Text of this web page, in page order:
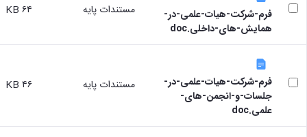
فرم-شرکت-هیات-علمی-در-
همایش-های-داخلی.doc
مستندات پایه ۶۴ KB
فرم-شرکت-هیات-علمی-در-
جلسات-و-انجمن-های-
علمی.doc
مستندات پایه ۴۶ KB